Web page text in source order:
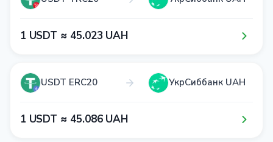
1​ USDT ≈ 4​5​.0​2​3​ UAH
USDT ERC20 УкрСиббанк UAH
1​ USDT ≈ 4​5​.0​8​6​ UAH